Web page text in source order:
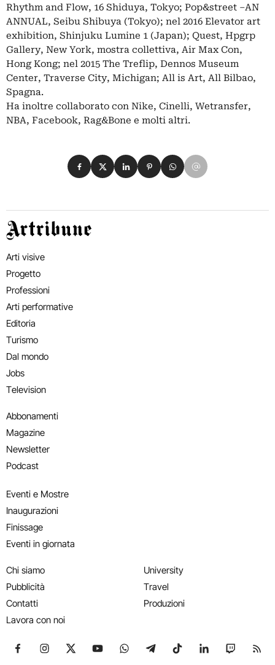
Rhythm and Flow, 16 Shiduya, Tokyo; Pop&street –AN
ANNUAL, Seibu Shibuya (Tokyo); nel 2016 Elevator art
exhibition, Shinjuku Lumine 1 (Japan); Quest, Hpgrp
Gallery, New York, mostra collettiva, Air Max Con,
Hong Kong; nel 2015 The Treflip, Dennos Museum
Center, Traverse City, Michigan; All is Art, All Bilbao,
Spagna.
Ha inoltre collaborato con Nike, Cinelli, Wetransfer,
NBA, Facebook, Rag&Bone e molti altri.
Condividi su Facebook
Condividi su X
Condividi su LinkedIn
Condividi su Pinterest
Condividi su WhatsApp
Condividi su Email
Artribune
Arti visive
Progetto
Professioni
Arti performative
Editoria
Turismo
Dal mondo
Jobs
Television
Abbonamenti
Magazine
Newsletter
Podcast
Eventi e Mostre
Inaugurazioni
Finissage
Eventi in giornata
Chi siamo
Pubblicità
Contatti
Lavora con noi
University
Travel
Produzioni
Seguici su Facebook
Seguici su Instagram
Seguici su X
Seguici su YouTube
Seguici su WhatsApp
Seguici su Telegram
Seguici su TikTok
Seguici su
Seguici